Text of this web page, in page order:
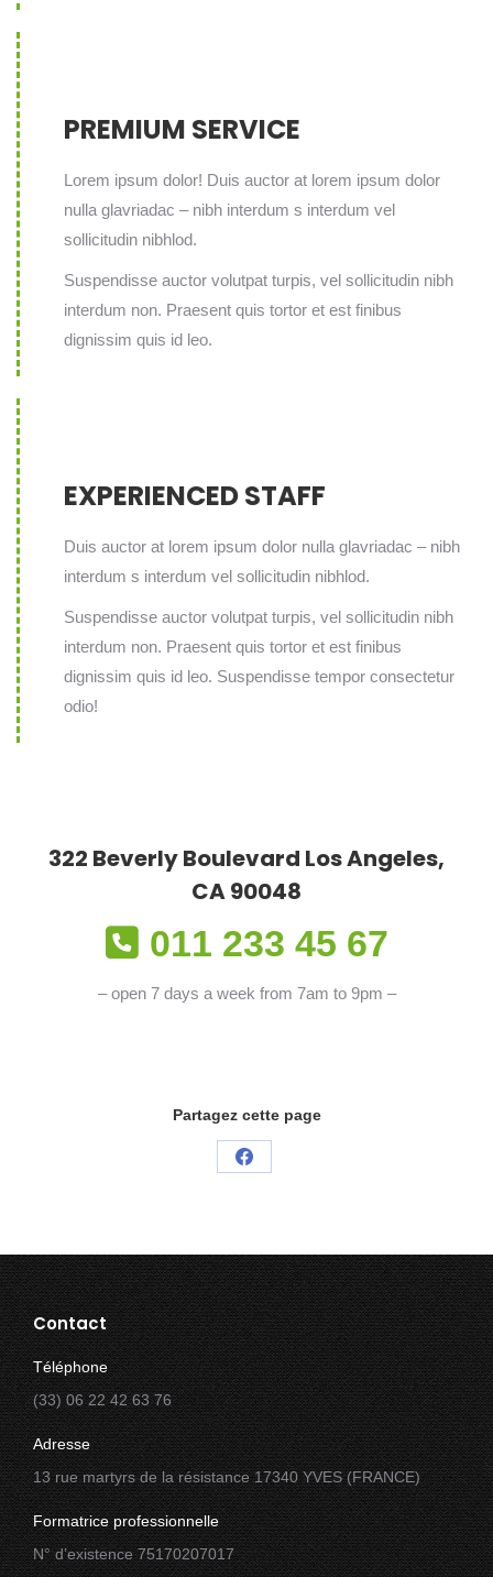
PREMIUM SERVICE
Lorem ipsum dolor! Duis auctor at lorem ipsum dolor
nulla glavriadac – nibh interdum s interdum vel
sollicitudin nibhlod.
Suspendisse auctor volutpat turpis, vel sollicitudin nibh
interdum non. Praesent quis tortor et est finibus
dignissim quis id leo.
EXPERIENCED STAFF
Duis auctor at lorem ipsum dolor nulla glavriadac – nibh
interdum s interdum vel sollicitudin nibhlod.
Suspendisse auctor volutpat turpis, vel sollicitudin nibh
interdum non. Praesent quis tortor et est finibus
dignissim quis id leo. Suspendisse tempor consectetur
odio!
322 Beverly Boulevard Los Angeles,
CA 90048
011 233 45 67
– open 7 days a week from 7am to 9pm –
Partagez cette page
Partager
Contact
Téléphone
(33) 06 22 42 63 76
Adresse
13 rue martyrs de la résistance 17340 YVES (FRANCE)
Formatrice professionnelle
N° d’existence 75170207017